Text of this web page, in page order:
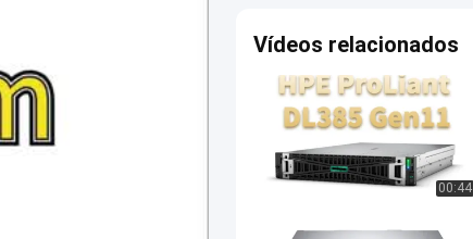
Vídeos relacionados
00:44